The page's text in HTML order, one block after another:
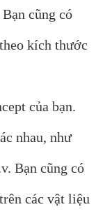
cũng có
kích thước
của bạn.
nhau, như
Bạn cũng có
các vật liệu